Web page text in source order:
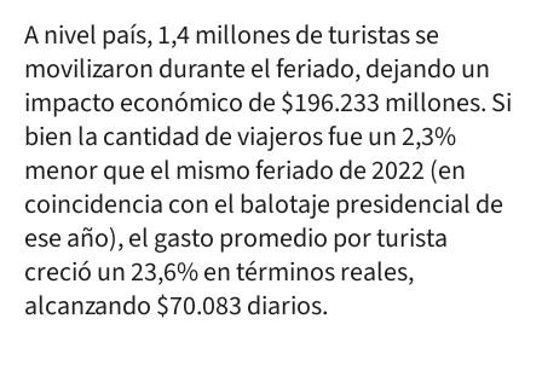
A nivel país, 1,4 millones de turistas se
movilizaron durante el feriado, dejando un
impacto económico de $196.233 millones. Si
bien la cantidad de viajeros fue un 2,3%
menor que el mismo feriado de 2022 (en
coincidencia con el balotaje presidencial de
ese año), el gasto promedio por turista
creció un 23,6% en términos reales,
alcanzando $70.083 diarios.